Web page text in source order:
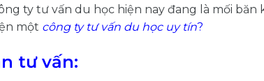
ty tư vấn du học hiện nay đang là mối băn
một công ty tư vấn du học uy tín?
tư vấn: